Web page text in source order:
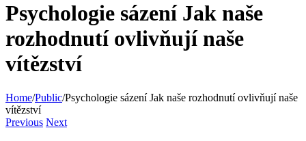
Psychologie sázení Jak naše
rozhodnutí ovlivňují naše
vítězství
Home/Public/Psychologie sázení Jak naše rozhodnutí ovlivňují naše
vítězství
Previous Next